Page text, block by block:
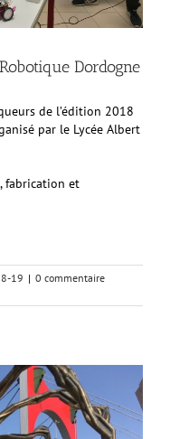
Dordogne
de l’édition 2018
par le Lycée Albert
fabrication et
19 | 0 commentaire